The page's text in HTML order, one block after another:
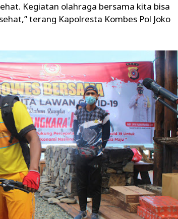
Kegiatan olahraga bersama kita bisa
terang Kapolresta Kombes Pol Joko